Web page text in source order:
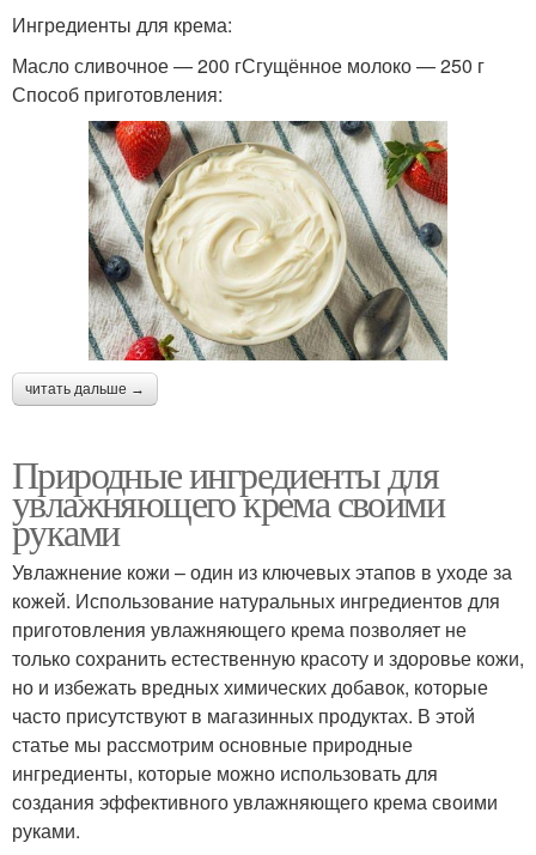
Ингредиенты для крема:
Масло сливочное — 200 гСгущённое молоко — 250 г
Способ приготовления:
читать дальше →
Природные ингредиенты для
увлажняющего крема своими
руками
Увлажнение кожи – один из ключевых этапов в уходе за
кожей. Использование натуральных ингредиентов для
приготовления увлажняющего крема позволяет не
только сохранить естественную красоту и здоровье кожи,
но и избежать вредных химических добавок, которые
часто присутствуют в магазинных продуктах. В этой
статье мы рассмотрим основные природные
ингредиенты, которые можно использовать для
создания эффективного увлажняющего крема своими
руками.